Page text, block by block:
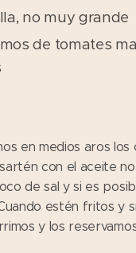
no muy grande
de tomates
en medios aros los
con el aceite
de sal y si es
estén fritos y
y los